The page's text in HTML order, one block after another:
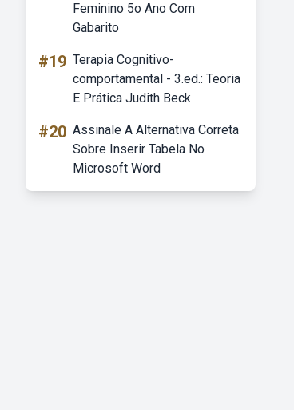
Feminino 5o Ano Com
Gabarito
#19 Terapia Cognitivo-
comportamental - 3.ed.: Teoria
E Prática Judith Beck
#20 Assinale A Alternativa Correta
Sobre Inserir Tabela No
Microsoft Word